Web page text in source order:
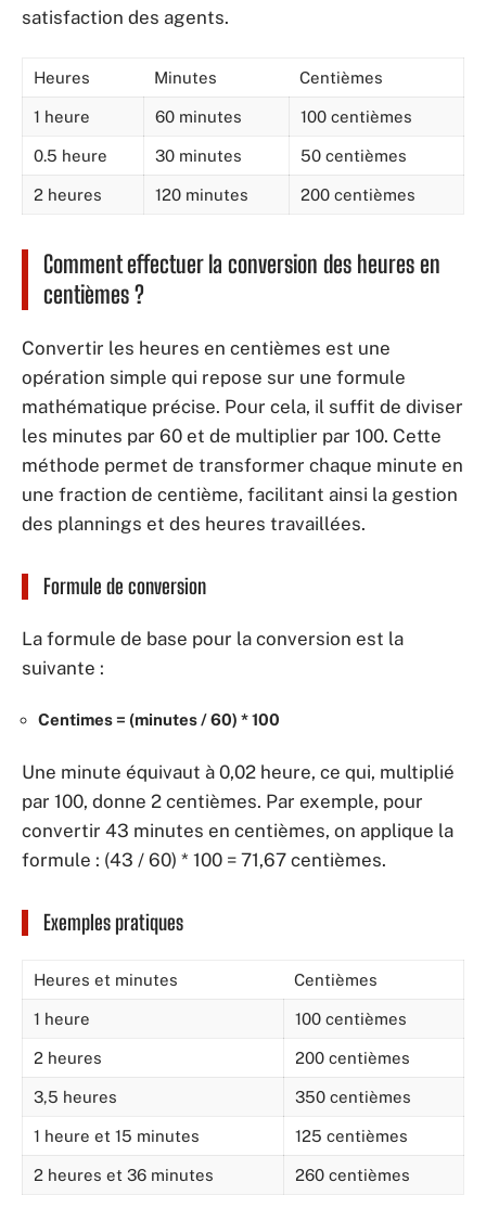
satisfaction des agents.
Heures Minutes Centièmes
1 heure 60 minutes 100 centièmes
0.5 heure 30 minutes 50 centièmes
2 heures 120 minutes 200 centièmes
Comment effectuer la conversion des heures en
centièmes ?
Convertir les heures en centièmes est une
opération simple qui repose sur une formule
mathématique précise. Pour cela, il suffit de diviser
les minutes par 60 et de multiplier par 100. Cette
méthode permet de transformer chaque minute en
une fraction de centième, facilitant ainsi la gestion
des plannings et des heures travaillées.
Formule de conversion
La formule de base pour la conversion est la
suivante :
Centimes = (minutes / 60) * 100
Une minute équivaut à 0,02 heure, ce qui, multiplié
par 100, donne 2 centièmes. Par exemple, pour
convertir 43 minutes en centièmes, on applique la
formule : (43 / 60) * 100 = 71,67 centièmes.
Exemples pratiques
Heures et minutes Centièmes
1 heure 100 centièmes
2 heures 200 centièmes
3,5 heures 350 centièmes
1 heure et 15 minutes 125 centièmes
2 heures et 36 minutes 260 centièmes